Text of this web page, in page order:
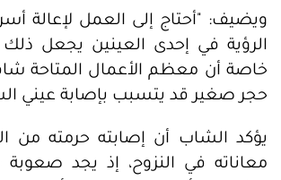
ويضيف: "أحتاج إلى العمل لإعالة
الرؤية في إحدى العينين يجعل ذلك
خاصة أن معظم الأعمال المتاحة
حجر صغير قد يتسبب بإصابة عيني
يؤكد الشاب أن إصابته حرمته من
معاناته في النزوح، إذ يجد صعوبة